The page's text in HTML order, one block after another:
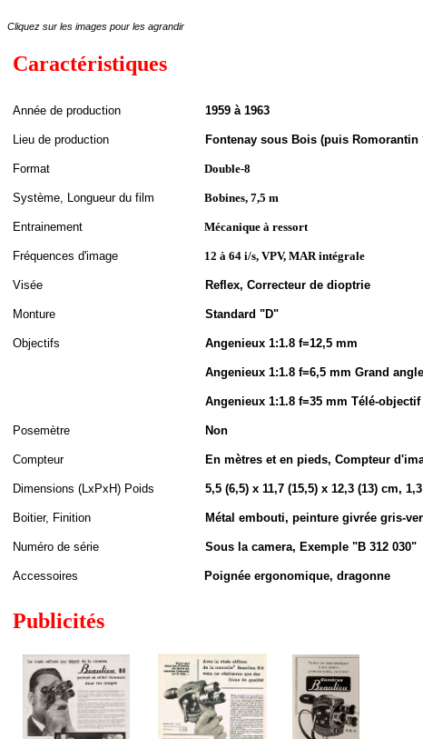
Cliquez sur les images pour les agrandir
Caractéristiques
Année de production 1959 à 1963
Lieu de production Fontenay sous Bois (puis Romorantin
Format Double-8
Système, Longueur du film Bobines, 7,5 m
Entrainement Mécanique à ressort
Fréquences d'image 12 à 64 i/s, VPV, MAR intégrale
Visée Reflex, Correcteur de dioptrie
Monture Standard "D"
Objectifs Angenieux 1:1.8 f=12,5 mm
Angenieux 1:1.8 f=6,5 mm Grand angle
Angenieux 1:1.8 f=35 mm Télé-objectif
Posemètre Non
Compteur En mètres et en pieds, Compteur
Dimensions (LxPxH) Poids 5,5 (6,5) x 11,7 (15,5) x 12,3 (13) cm,
Boitier, Finition Métal embouti, peinture givrée gris-
Numéro de série Sous la camera, Exemple "B 312 030"
Accessoires Poignée ergonomique, dragonne
Publicités